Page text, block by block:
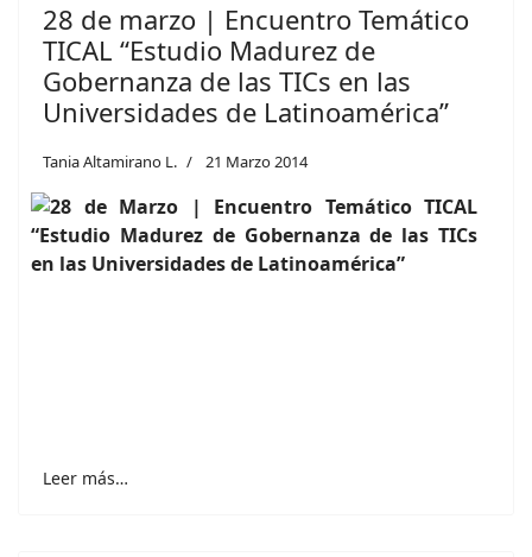
28 de marzo | Encuentro Temático
TICAL “Estudio Madurez de
Gobernanza de las TICs en las
Universidades de Latinoamérica”
Tania Altamirano L. 21 Marzo 2014
Leer más…